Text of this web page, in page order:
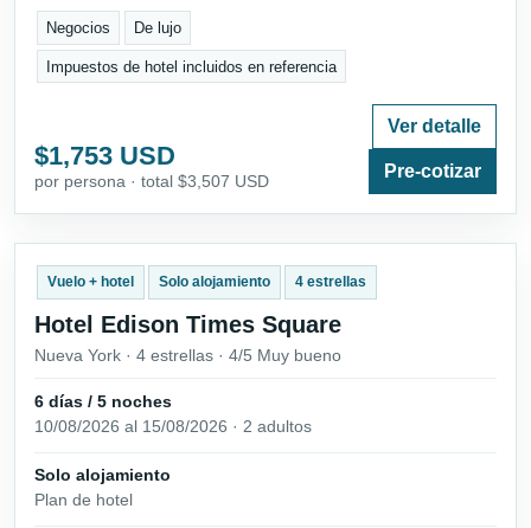
Negocios De lujo
Impuestos de hotel incluidos en referencia
$1,753 USD
por persona · total $3,507 USD
Ver detalle
Pre-cotizar
Vuelo + hotel Solo alojamiento 4 estrellas
Hotel Edison Times Square
Nueva York · 4 estrellas · 4/5 Muy bueno
6 días / 5 noches
10/08/2026 al 15/08/2026 · 2 adultos
Solo alojamiento
Plan de hotel